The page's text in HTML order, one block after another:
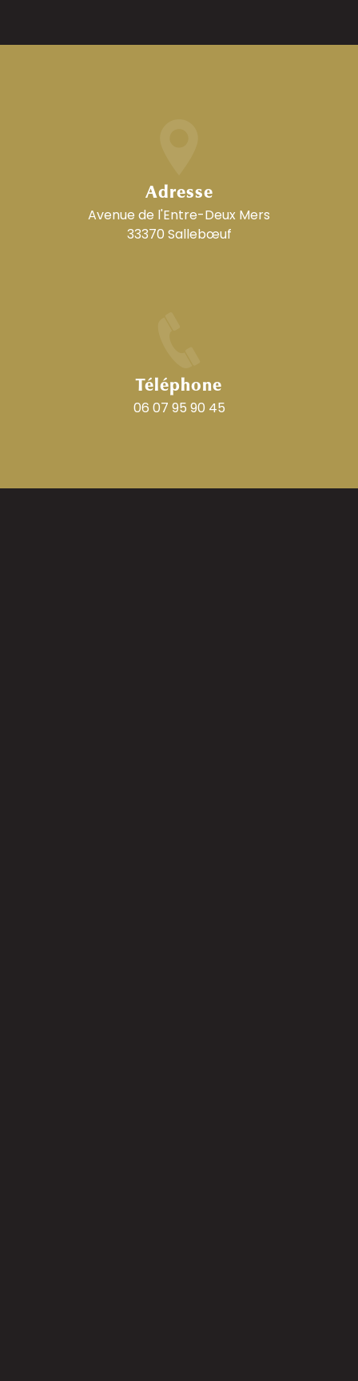
Adresse
Avenue de l'Entre-Deux Mers
33370 Sallebœuf
Téléphone
06 07 95 90 45